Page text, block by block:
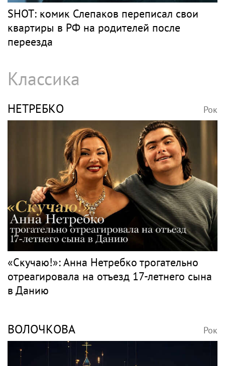
SHOT: комик Слепаков переписал свои
квартиры в РФ на родителей после
переезда
Классика
НЕТРЕБКО Рок
«Скучаю!»: Анна Нетребко трогательно
отреагировала на отъезд 17-летнего сына
в Данию
ВОЛОЧКОВА Рок